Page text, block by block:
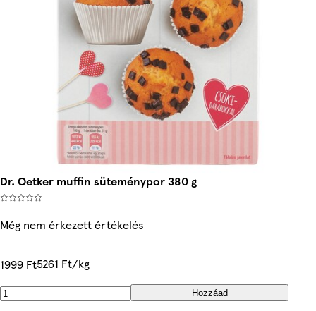
Dr. Oetker muffin süteménypor 380 g
Még nem érkezett értékelés
1999 Ft5261 Ft/kg
Hozzáad